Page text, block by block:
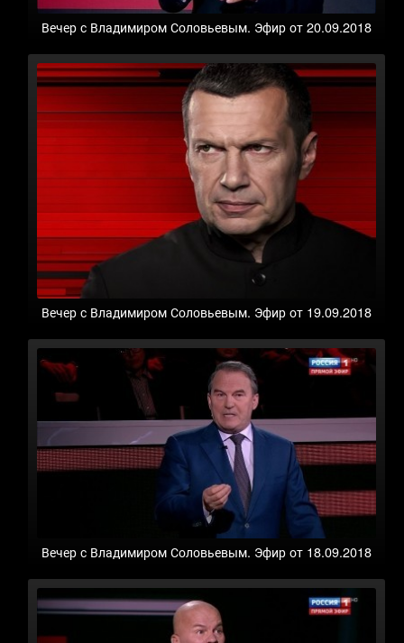
Вечер с Владимиром Соловьевым. Эфир от 20.09.2018
Вечер с Владимиром Соловьевым. Эфир от 19.09.2018
Вечер с Владимиром Соловьевым. Эфир от 18.09.2018